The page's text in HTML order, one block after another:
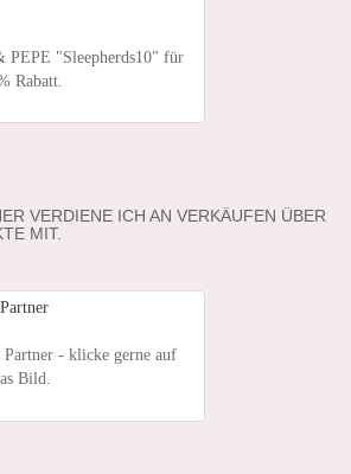
PEPE "Sleepherds10" für
Rabatt.
VERDIENE ICH AN VERKÄUFEN ÜBER
MIT.
- klicke gerne auf
Bild.